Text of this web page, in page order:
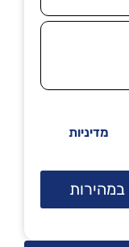
מדיניות
במהירות